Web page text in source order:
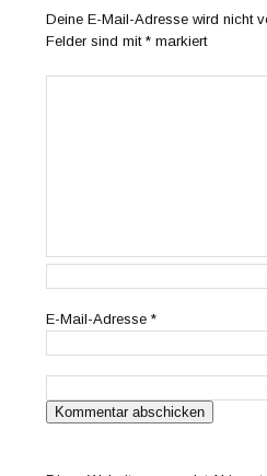
Deine E-Mail-Adresse wird nicht
Felder sind mit* markiert
E-Mail-Adresse*